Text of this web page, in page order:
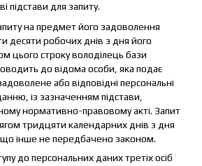
підстави для запиту.
на предмет його задоволення
десяти робочих днів з дня його
цього строку володілець бази
до відома особи, яка подає
або відповідні персональні
із зазначенням підстави,
нормативно-правовому акті. Запит
тридцяти календарних днів з дня
інше не передбачено законом.
до персональних даних третіх осіб